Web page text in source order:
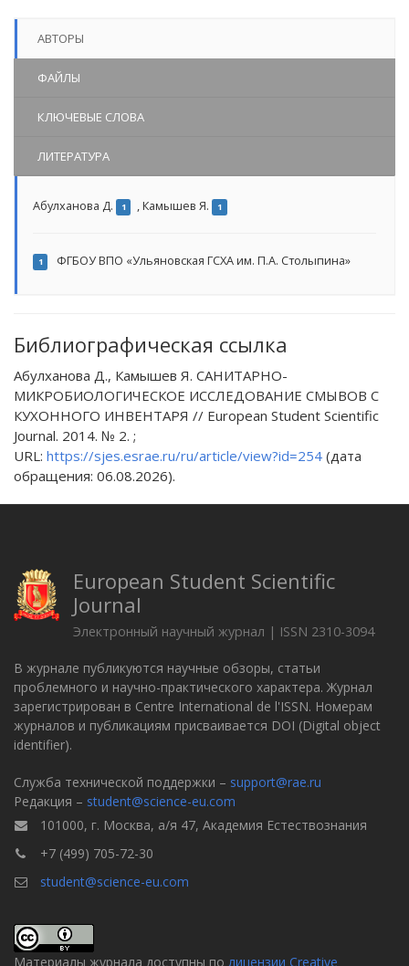
АВТОРЫ
ФАЙЛЫ
КЛЮЧЕВЫЕ СЛОВА
ЛИТЕРАТУРА
Абулханова Д. 1 ,Камышев Я. 1
1 ФГБОУ ВПО «Ульяновская ГСХА им. П.А. Столыпина»
Библиографическая ссылка
Абулханова Д., Камышев Я. САНИТАРНО-
МИКРОБИОЛОГИЧЕСКОЕ ИССЛЕДОВАНИЕ СМЫВОВ С
КУХОННОГО ИНВЕНТАРЯ // European Student Scientific
Journal. 2014. № 2. ;
URL: https://sjes.esrae.ru/ru/article/view?id=254 (дата
обращения: 06.08.2026).
European Student Scientific
Journal
Электронный научный журнал | ISSN 2310-3094
В журнале публикуются научные обзоры, статьи
проблемного и научно-практического характера. Журнал
зарегистрирован в Centre International de l'ISSN. Номерам
журналов и публикациям присваивается DOI (Digital object
identifier).
Служба технической поддержки – support@rae.ru
Редакция – student@science-eu.com
101000, г. Москва, а/я 47, Академия Естествознания
+7 (499) 705-72-30
student@science-eu.com
Материалы журнала доступны по лицензии Creative